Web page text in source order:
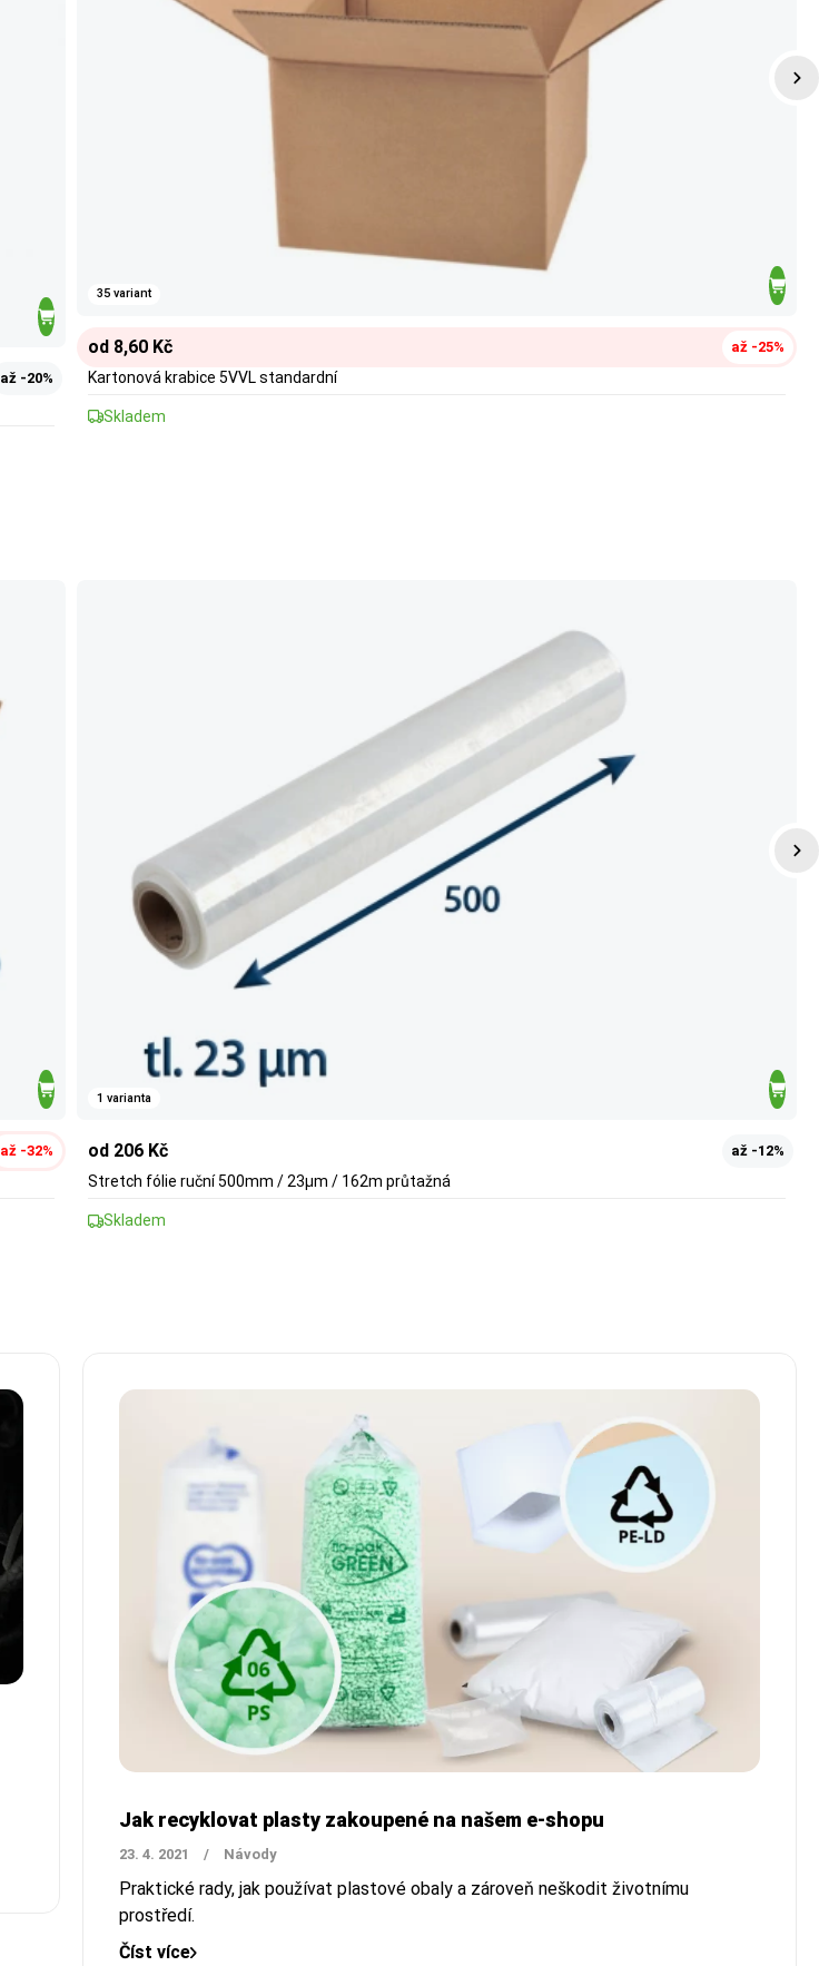
až -20%
35 variant
od 8,60 Kč až -25%
Kartonová krabice 5VVL standardní
Skladem
až -32%
1 varianta
od 206 Kč až -12%
Stretch fólie ruční 500mm / 23µm / 162m průtažná
Skladem
Jak recyklovat plasty zakoupené na našem e-shopu
23. 4. 2021 / Návody
Praktické rady, jak používat plastové obaly a zároveň neškodit životnímu
prostředí.
Číst více